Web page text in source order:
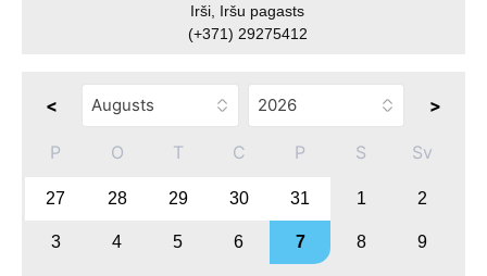
Irši, Iršu pagasts
(+371) 29275412
< >
P O T C P S Sv
27 28 29 30 31 1 2
3 4 5 6 7 8 9